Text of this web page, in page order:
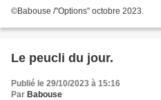
©Babouse /"Options" octobre 2023.
Le peucli du jour.
Publié le 29/10/2023 à 15:16
Par Babouse